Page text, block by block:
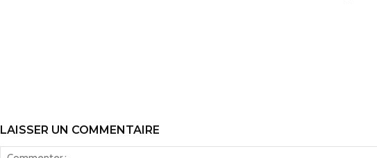
LAISSER UN COMMENTAIRE